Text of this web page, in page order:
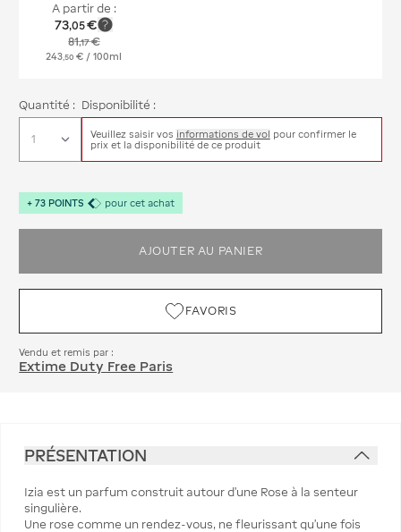
A partir de :
73,05€
81,17€
243 50 € / 100ml
Quantité : Disponibilité :
Veuillez saisir vos informations de vol pour confirmer le
prix et la disponibilité de ce produit
+ 73 POINTS pour cet achat
AJOUTER AU PANIER
FAVORIS
Vendu et remis par :
Extime Duty Free Paris
PRÉSENTATION
Izia est un parfum construit autour d’une Rose à la senteur
singulière.
Une rose comme un rendez-vous, ne fleurissant qu’une fois